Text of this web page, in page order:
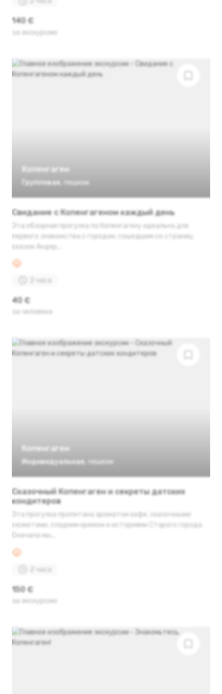
140 €
за экскурсию
Копенгаген
Групповая пешком
Свидание с Копенгагеном каждый день
Эта обзорная прогулка по Копенгагену идеальна для
первого знакомства с городом, сошедшим со страниц
сказок Андер...
2 часа
40 €
за человека
Копенгаген
Индивидуальная пешком
Сказочный Копенгаген и секреты датских
кондитеров
Эта прогулка пропитана ароматом кофе, сказочными
сюжетами, сладким кремом и историями Старого города.
Сначала мы...
2 часа
150 €
за экскурсию